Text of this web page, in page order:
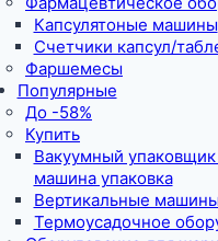
Капсулятоные машины
Счетчики капсул/
Фаршемесы
Популярные
До -58%
Купить
Вакуумный
машина упаковка
Вертикальные машины
Термоусадочное